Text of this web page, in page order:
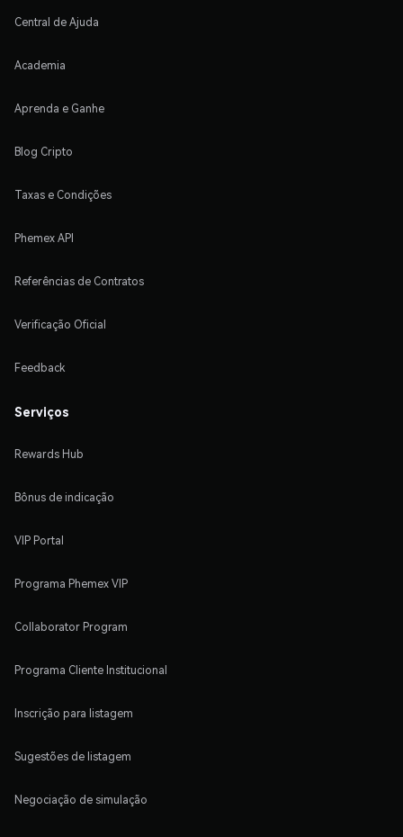
Central de Ajuda
Academia
Aprenda e Ganhe
Blog Cripto
Taxas e Condições
Phemex API
Referências de Contratos
Verificação Oficial
Feedback
Serviços
Rewards Hub
Bônus de indicação
VIP Portal
Programa Phemex VIP
Collaborator Program
Programa Cliente Institucional
Inscrição para listagem
Sugestões de listagem
Negociação de simulação